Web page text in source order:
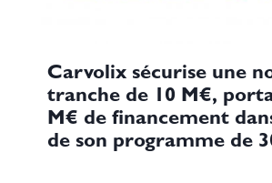
Carvolix sécurise une
tranche de 10 M€,
M€ de financement
de son programme de